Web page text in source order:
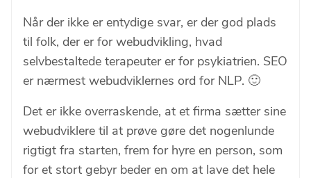
Når der ikke er entydige svar, er der god plads
til folk, der er for webudvikling, hvad
selvbestaltede terapeuter er for psykiatrien. SEO
er nærmest webudviklernes ord for NLP. 🙂
Det er ikke overraskende, at et firma sætter sine
webudviklere til at prøve gøre det nogenlunde
rigtigt fra starten, frem for hyre en person, som
for et stort gebyr beder en om at lave det hele